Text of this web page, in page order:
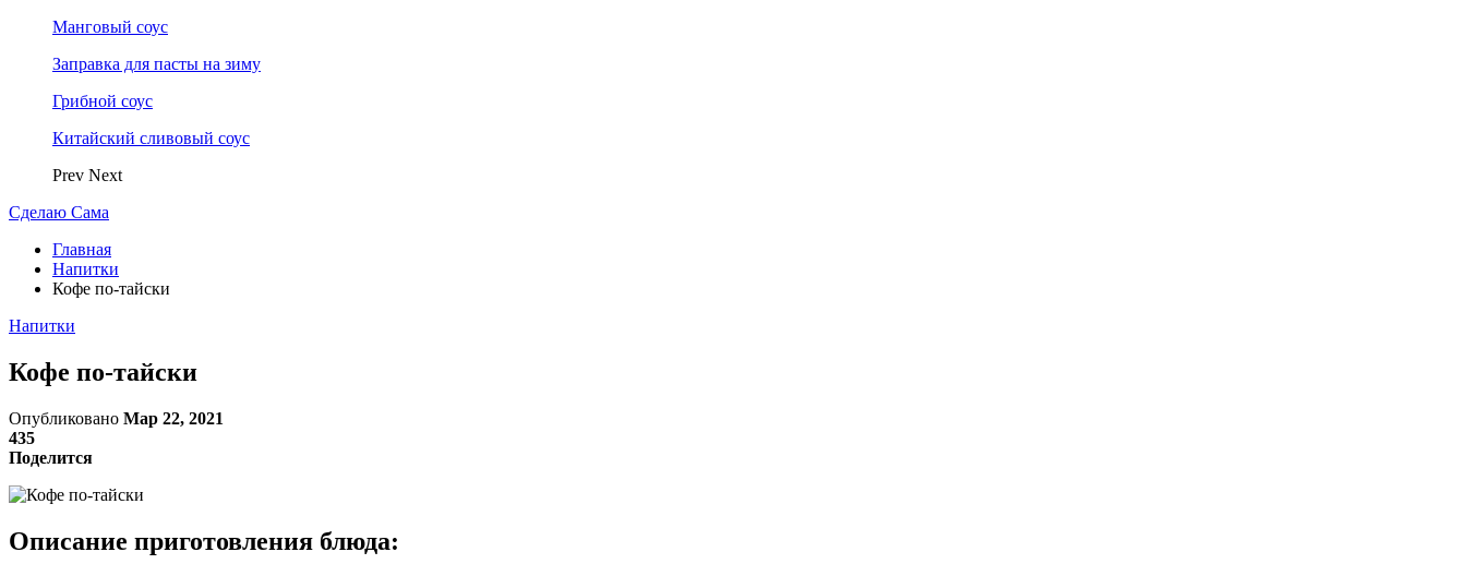
Манговый соус
Заправка для пасты на зиму
Грибной соус
Китайский сливовый соус
Prev Next
Сделаю Сама
Главная
Напитки
Кофе по-тайски
Напитки
Кофе по-тайски
Опубликовано Мар 22, 2021
435
Поделится
Описание приготовления блюда: